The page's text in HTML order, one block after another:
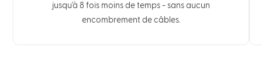
jusqu'à 8 fois moins de temps - sans aucun
encombrement de câbles.